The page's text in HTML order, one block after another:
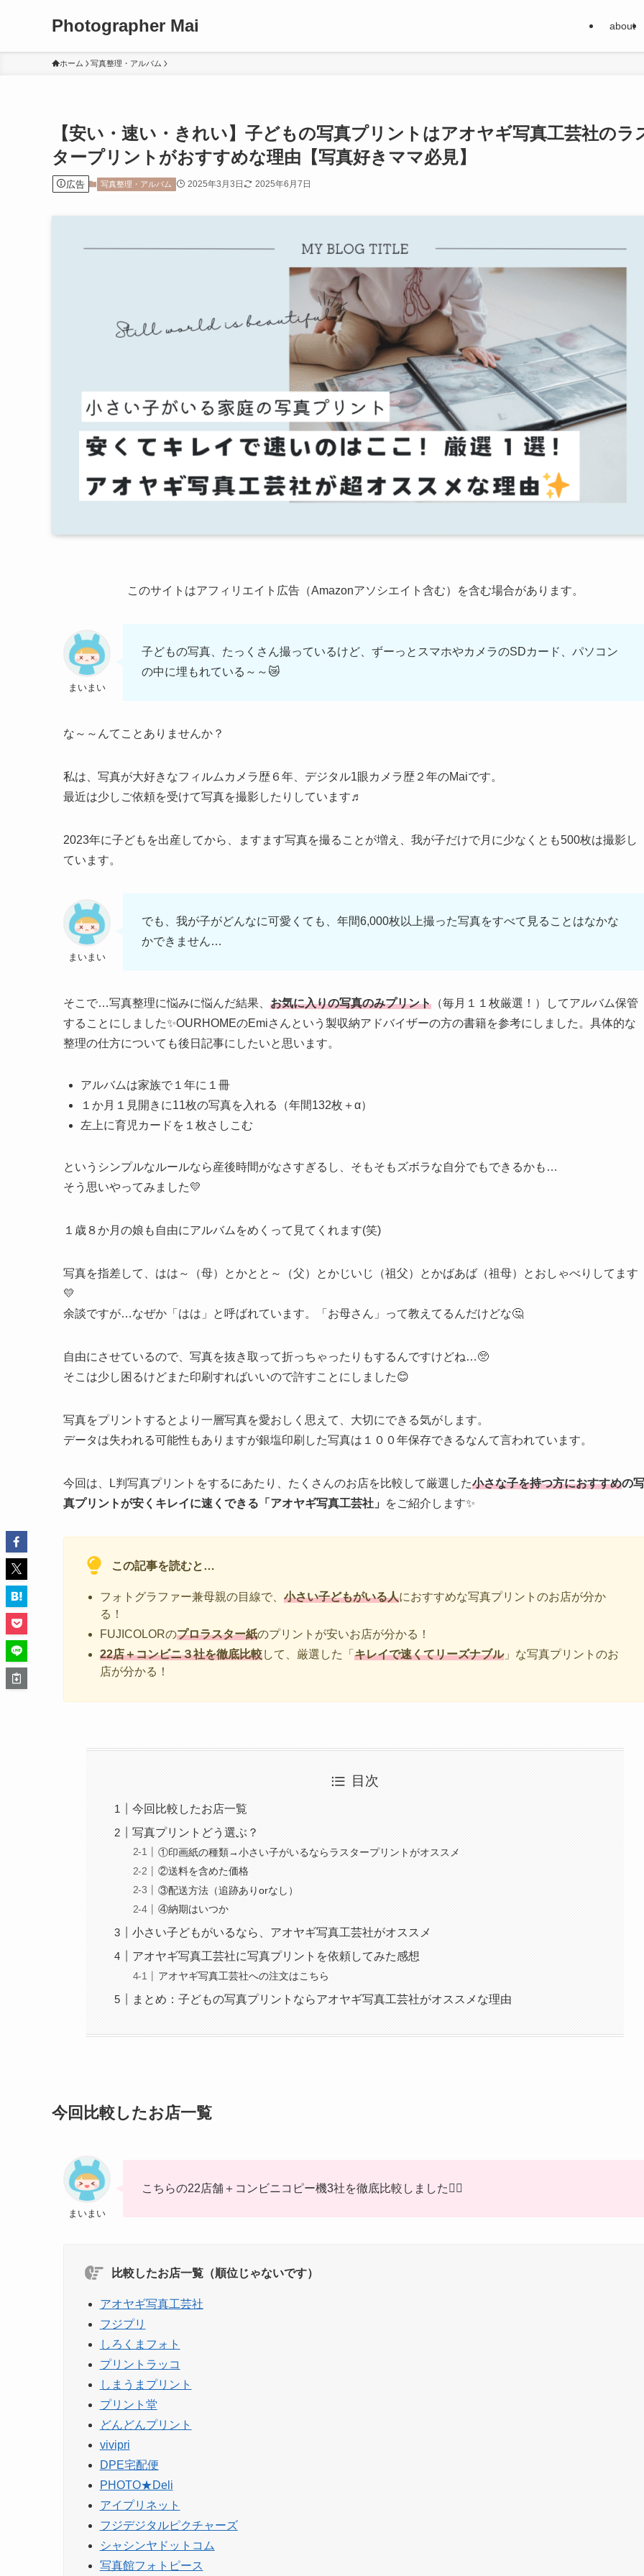
Photographer Mai about
ホーム 写真整理・アルバム
【安い・速い・きれい】子どもの写真プリントはアオヤギ写真工芸社のラ
タープリントがおすすめな理由【写真好きママ必見】
広告 写真整理・アルバム 2025年3月3日 2025年6月7日
このサイトはアフィリエイト広告（Amazonアソシエイト含む）を含む場合があります。
まいまい
子どもの写真、たっくさん撮っているけど、ずーっとスマホやカメラのSDカード、パソコン
の中に埋もれている～～😿
な～～んてことありませんか？
私は、写真が大好きなフィルムカメラ歴６年、デジタル1眼カメラ歴２年のMaiです。
最近は少しご依頼を受けて写真を撮影したりしています♬
2023年に子どもを出産してから、ますます写真を撮ることが増え、我が子だけで月に少なくとも500枚は撮影し
ています。
まいまい
でも、我が子がどんなに可愛くても、年間6,000枚以上撮った写真をすべて見ることはなかな
かできません…
そこで…写真整理に悩みに悩んだ結果、 お気に入りの写真のみプリント （毎月１１枚厳選！）してアルバム保管
することにしました✨OURHOMEのEmiさんという製収納アドバイザーの方の書籍を参考にしました。具体的な
整理の仕方についても後日記事にしたいと思います。
アルバムは家族で１年に１冊
１か月１見開きに11枚の写真を入れる（年間132枚＋α）
左上に育児カードを１枚さしこむ
というシンプルなルールなら産後時間がなさすぎるし、そもそもズボラな自分でもできるかも…
そう思いやってみました💛
１歳８か月の娘も自由にアルバムをめくって見てくれます(笑)
写真を指差して、はは～（母）とかとと～（父）とかじいじ（祖父）とかばあば（祖母）とおしゃべりしてます
💛
余談ですが…なぜか「はは」と呼ばれています。「お母さん」って教えてるんだけどな🤔
自由にさせているので、写真を抜き取って折っちゃったりもするんですけどね…🥺
そこは少し困るけどまた印刷すればいいので許すことにしました😊
写真をプリントするとより一層写真を愛おしく思えて、大切にできる気がします。
データは失われる可能性もありますが銀塩印刷した写真は１００年保存できるなんて言われています。
今回は、L判写真プリントをするにあたり、たくさんのお店を比較して厳選した小さな子を持つ方におすすめの写
真プリントが安くキレイに速くできる「アオヤギ写真工芸社」
をご紹介します✨
この記事を読むと…
フォトグラファー兼母親の目線で、 小さい子どもがいる人におすすめな写真プリントのお店が分か
る！
FUJICOLORのプロラスター紙のプリントが安いお店が分かる！
22店＋コンビニ３社を徹底比較して、厳選した「 キレイで速くてリーズナブル」な写真プリントのお
店が分かる！
目次
今回比較したお店一覧
写真プリントどう選ぶ？
①印画紙の種類→小さい子がいるならラスタープリントがオススメ
②送料を含めた価格
③配送方法（追跡ありorなし）
④納期はいつか
小さい子どもがいるなら、アオヤギ写真工芸社がオススメ
アオヤギ写真工芸社に写真プリントを依頼してみた感想
アオヤギ写真工芸社への注文はこちら
まとめ：子どもの写真プリントならアオヤギ写真工芸社がオススメな理由
今回比較したお店一覧
まいまい
こちらの22店舗＋コンビニコピー機3社を徹底比較しました❤️‍🔥
比較したお店一覧（順位じゃないです）
アオヤギ写真工芸社
フジプリ
しろくまフォト
プリントラッコ
しまうまプリント
プリント堂
どんどんプリント
vivipri
DPE宅配便
PHOTO★Deli
アイプリネット
フジデジタルピクチャーズ
シャシンヤドットコム
写真館フォトピース